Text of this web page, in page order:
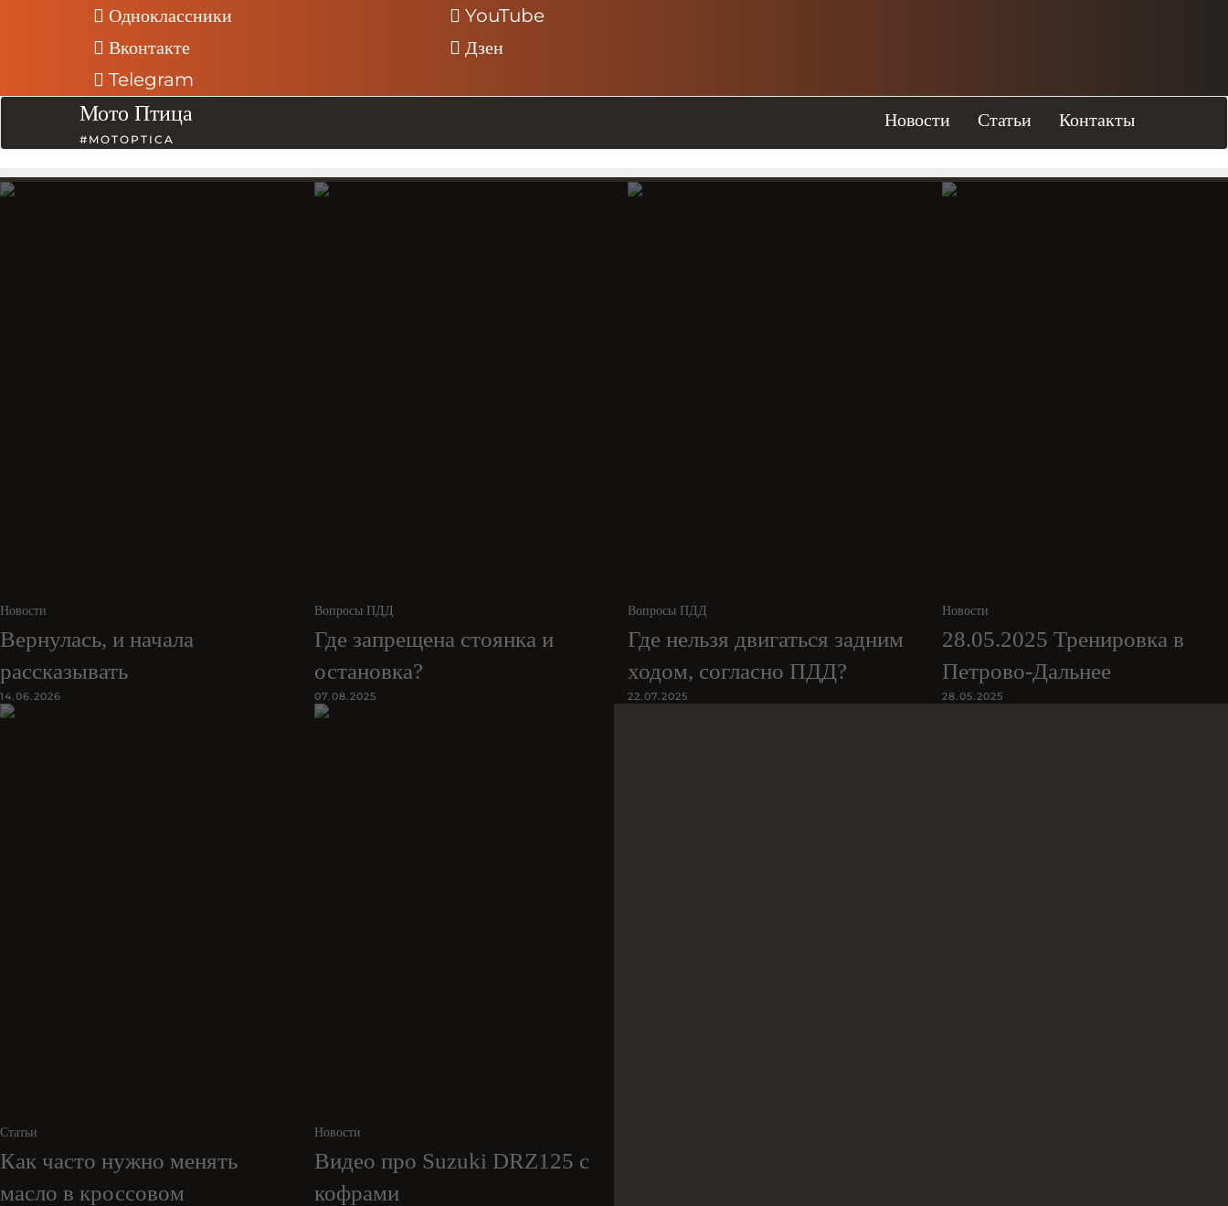
содержимому
Одноклассники
Вконтакте
Telegram
YouTube
Дзен
Мото Птица
#MOTOPTICA
Новости Статьи Контакты
Новости
Вернулась, и начала
рассказывать
14.06.2026
Вопросы ПДД
Где запрещена стоянка и
остановка?
07.08.2025
Вопросы ПДД
Где нельзя двигаться задним
ходом, согласно ПДД?
22.07.2025
Новости
28.05.2025 Тренировка в
Петрово-Дальнее
28.05.2025
Статьи
Как часто нужно менять
масло в кроссовом
Новости
Видео про Suzuki DRZ125 с
кофрами